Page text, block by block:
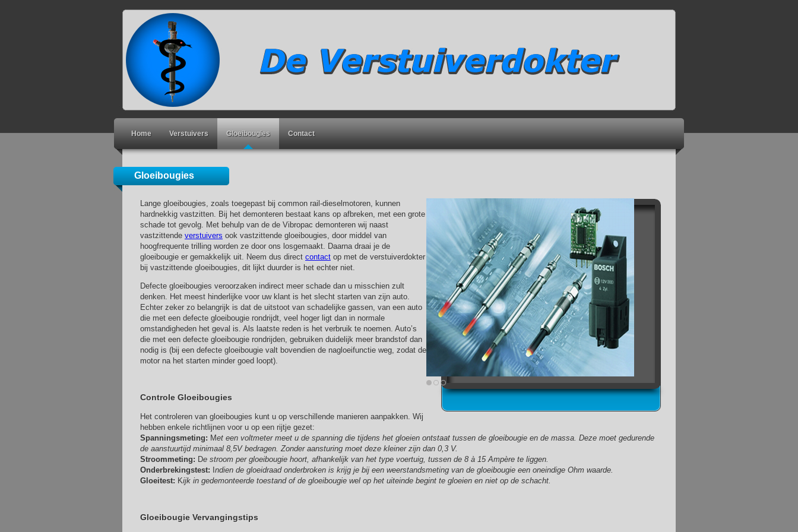
Home Verstuivers Gloeibougies Contact
Gloeibougies
Lange gloeibougies, zoals toegepast bij common rail-dieselmotoren, kunnen
hardnekkig vastzitten. Bij het demonteren bestaat kans op afbreken, met een grote
schade tot gevolg. Met behulp van de de Vibropac demonteren wij naast
vastzittende verstuivers ook vastzittende gloeibougies, door middel van
hoogfrequente trilling worden ze door ons losgemaakt. Daarna draai je de
gloeibougie er gemakkelijk uit. Neem dus direct contact op met de verstuiverdokter
bij vastzittende gloeibougies, dit lijkt duurder is het echter niet.
Defecte gloeibougies veroorzaken indirect meer schade dan u misschien zult
denken. Het meest hinderlijke voor uw klant is het slecht starten van zijn auto.
Echter zeker zo belangrijk is dat de uitstoot van schadelijke gassen, van een auto
die met een defecte gloeibougie rondrijdt, veel hoger ligt dan in normale
omstandigheden het geval is. Als laatste reden is het verbruik te noemen. Auto’s
die met een defecte gloeibougie rondrijden, gebruiken duidelijk meer brandstof dan
nodig is (bij een defecte gloeibougie valt bovendien de nagloeifunctie weg, zodat de
motor na het starten minder goed loopt).
Controle Gloeibougies
Het controleren van gloeibougies kunt u op verschillende manieren aanpakken. Wij
hebben enkele richtlijnen voor u op een rijtje gezet:
Spanningsmeting: Met een voltmeter meet u de spanning die tijdens het gloeien ontstaat tussen de gloeibougie en de massa. Deze moet gedurende
de aanstuurtijd minimaal 8,5V bedragen. Zonder aansturing moet deze kleiner zijn dan 0,3 V.
Stroommeting: De stroom per gloeibougie hoort, afhankelijk van het type voertuig, tussen de 8 à 15 Ampère te liggen.
Onderbrekingstest: Indien de gloeidraad onderbroken is krijg je bij een weerstandsmeting van de gloeibougie een oneindige Ohm waarde.
Gloeitest: Kijk in gedemonteerde toestand of de gloeibougie wel op het uiteinde begint te gloeien en niet op de schacht.
Gloeibougie Vervangingstips